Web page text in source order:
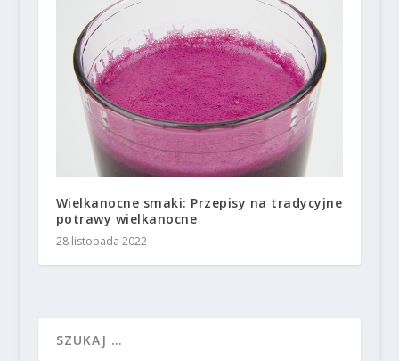
Wielkanocne smaki: Przepisy na tradycyjne
potrawy wielkanocne
28 listopada 2022